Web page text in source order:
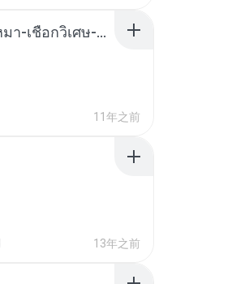
( เสียงเรียกเข้า ) ร้ายๆ-ใจหมา-เชือกวิเศษ-ว้าเหว่.mp3
11年之前
13年之前